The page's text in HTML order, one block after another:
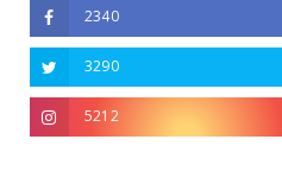
2340
3290
5212